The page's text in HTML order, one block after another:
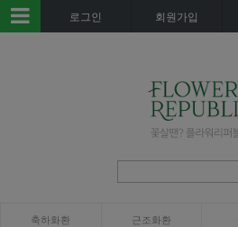
로그인 회원가입
축하화환 근조화환